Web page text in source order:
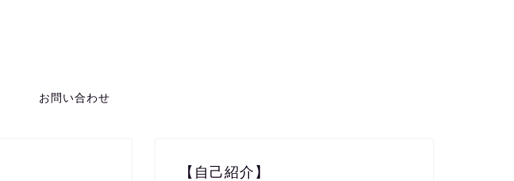
お問い合わせ
【自己紹介】